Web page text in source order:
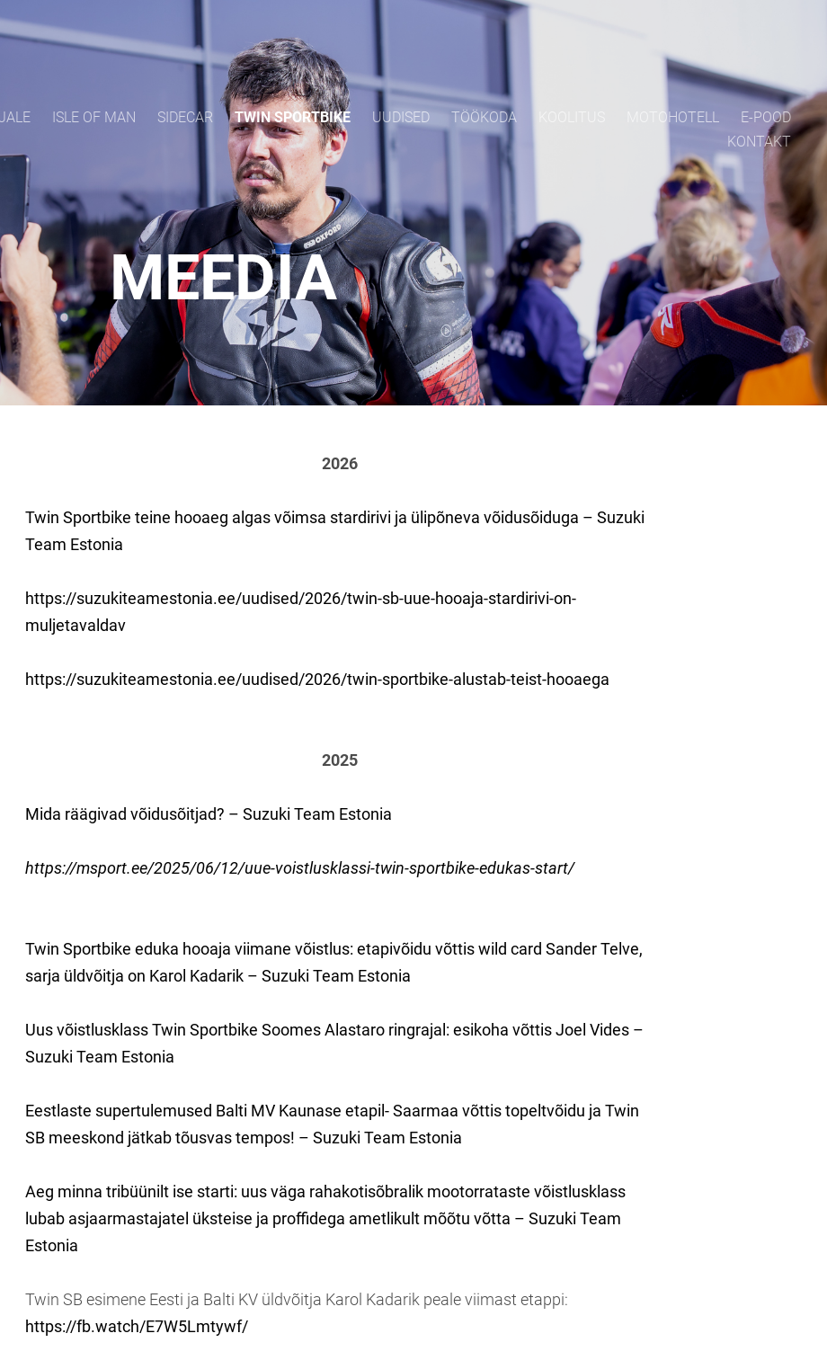
ISLE OF MAN SIDECAR TWIN SPORTBIKE UUDISED TÖÖKODA MOTOHOTELL
E-POOD
KONTAKT
MEEDIA
2026
Twin Sportbike teine hooaeg algas võimsa stardirivi ja ülipõneva võidusõiduga – Suzuki
Team Estonia
https://suzukiteamestonia.ee/uudised/2026/twin-sb-uue-hooaja-stardirivi-on-
muljetavaldav
https://suzukiteamestonia.ee/uudised/2026/twin-sportbike-alustab-teist-hooaega
2025
Mida räägivad võidusõitjad? – Suzuki Team Estonia
https://msport.ee/2025/06/12/uue-voistlusklassi-twin-sportbike-edukas-start/
Twin Sportbike eduka hooaja viimane võistlus: etapivõidu võttis wild card Sander Telve,
sarja üldvõitja on Karol Kadarik – Suzuki Team Estonia
Uus võistlusklass Twin Sportbike Soomes Alastaro ringrajal: esikoha võttis Joel Vides –
Suzuki Team Estonia
Eestlaste supertulemused Balti MV Kaunase etapil- Saarmaa võttis topeltvõidu ja Twin
SB meeskond jätkab tõusvas tempos! – Suzuki Team Estonia
Aeg minna tribüünilt ise starti: uus väga rahakotisõbralik mootorrataste võistlusklass
lubab asjaarmastajatel üksteise ja proffidega ametlikult mõõtu võtta – Suzuki Team
Estonia
Twin SB esimene Eesti ja Balti KV üldvõitja Karol Kadarik peale viimast etappi:
https://fb.watch/E7W5Lmtywf/